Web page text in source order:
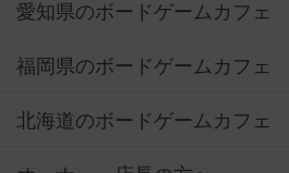
愛知県のボードゲームカフェ
福岡県のボードゲームカフェ
北海道のボードゲームカフェ